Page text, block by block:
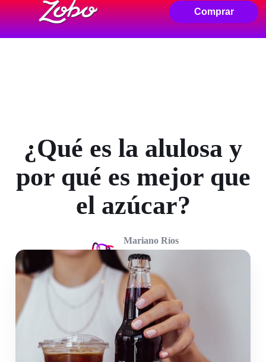
Comprar
¿Qué es la alulosa y
por qué es mejor que
el azúcar?
Mariano Ríos
junio 05, 2025